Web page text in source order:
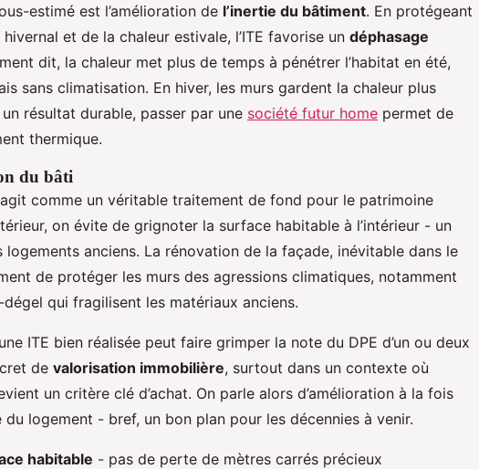
estimé est l’amélioration de l’inertie du bâtiment. En protégeant
et de la chaleur estivale, l’ITE favorise un déphasage
dit, la chaleur met plus de temps à pénétrer l’habitat en été,
sans climatisation. En hiver, les murs gardent la chaleur plus
résultat durable, passer par une société futur home permet de
thermique.
du bâti
comme un véritable traitement de fond pour le patrimoine
on évite de grignoter la surface habitable à l’intérieur - un
logements anciens. La rénovation de la façade, inévitable dans le
de protéger les murs des agressions climatiques, notamment
qui fragilisent les matériaux anciens.
ITE bien réalisée peut faire grimper la note du DPE d’un ou deux
de valorisation immobilière, surtout dans un contexte où
un critère clé d’achat. On parle alors d’amélioration à la fois
logement - bref, un bon plan pour les décennies à venir.
habitable - pas de perte de mètres carrés précieux